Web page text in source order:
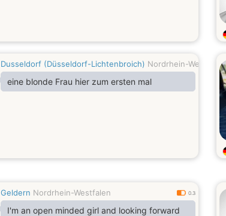
Dusseldorf (Düsseldorf-Lichtenbroich) Nordrhein-Westfalen
eine blonde Frau hier zum ersten mal
Geldern Nordrhein-Westfalen 0.3
I'm an open minded girl and looking forward